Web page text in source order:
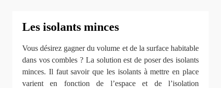
Les isolants minces
Vous désirez gagner du volume et de la surface habitable
dans vos combles ? La solution est de poser des isolants
minces. Il faut savoir que les isolants à mettre en place
varient en fonction de l’espace et de l’isolation